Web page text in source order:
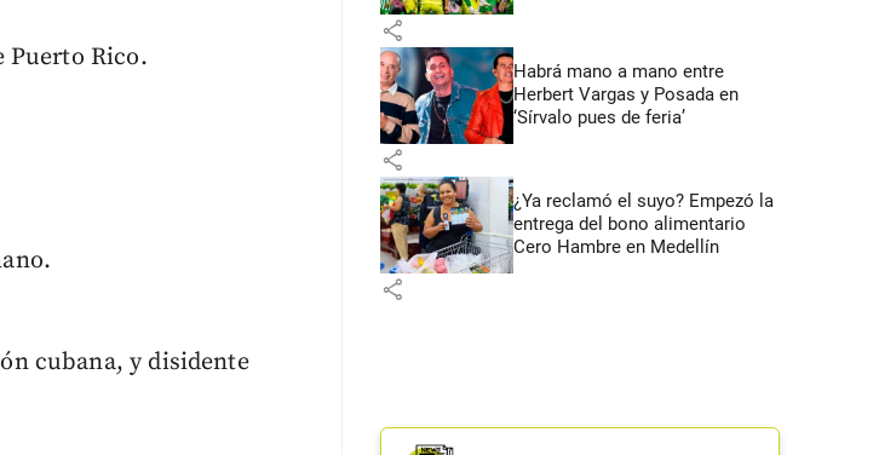
Puerto Rico.
cubana, y disidente
share
Habrá mano a mano entre
Herbert Vargas y Posada en
‘Sírvalo pues de feria’
share
¿Ya reclamó el suyo? Empezó la
entrega del bono alimentario
Cero Hambre en Medellín
share